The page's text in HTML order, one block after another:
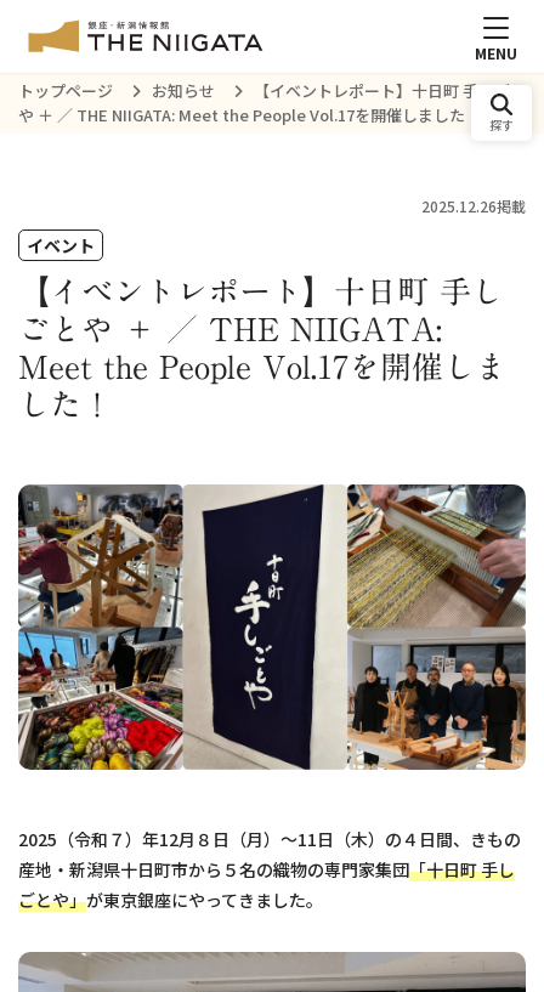
MENU
トップページ お知らせ
【イベントレポート】十日町 手しごと
や ＋ ／ THE NIIGATA: Meet the People Vol.17を開催しました！
探す
2025.12.26掲載
イベント
【イベントレポート】十日町 手し
ごとや ＋ ／ THE NIIGATA:
Meet the People Vol.17を開催しま
した！
2025（令和７）年12月８日（月）～11日（木）の４日間、きもの
産地・新潟県十日町市から５名の織物の専門家集団「十日町 手し
ごとや」が東京銀座にやってきました。